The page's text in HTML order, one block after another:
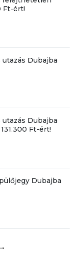
Ft-ért!
Dubajba
Dubajba
Ft-ért!
Dubajba